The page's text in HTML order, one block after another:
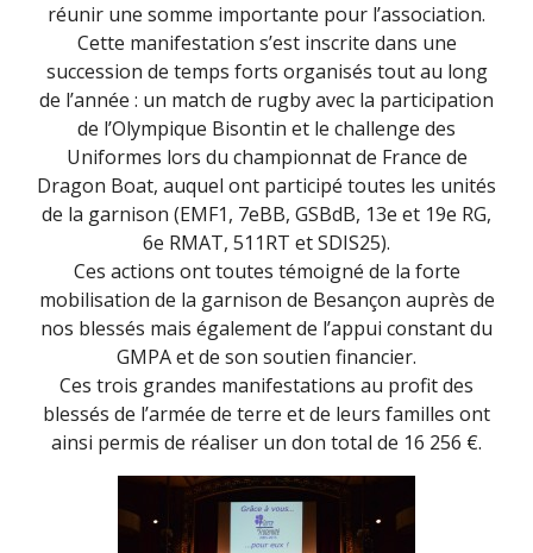
réunir une somme importante pour l’association.
Cette manifestation s’est inscrite dans une
succession de temps forts organisés tout au long
de l’année : un match de rugby avec la participation
de l’Olympique Bisontin et le challenge des
Uniformes lors du championnat de France de
Dragon Boat, auquel ont participé toutes les unités
de la garnison (EMF1, 7eBB, GSBdB, 13e et 19e RG,
6e RMAT, 511RT et SDIS25).
Ces actions ont toutes témoigné de la forte
mobilisation de la garnison de Besançon auprès de
nos blessés mais également de l’appui constant du
GMPA et de son soutien financier.
Ces trois grandes manifestations au profit des
blessés de l’armée de terre et de leurs familles ont
ainsi permis de réaliser un don total de 16 256 €.